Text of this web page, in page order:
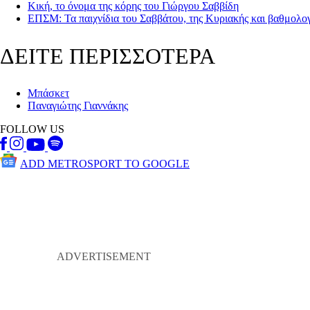
Κική, το όνομα της κόρης του Γιώργου Σαββίδη
ΕΠΣΜ: Τα παιχνίδια του Σαββάτου, της Κυριακής και
ΔΕΙΤΕ ΠΕΡΙΣΣΟΤΕΡΑ
Μπάσκετ
Παναγιώτης Γιαννάκης
FOLLOW US
ADD METROSPORT TO GOOGLE